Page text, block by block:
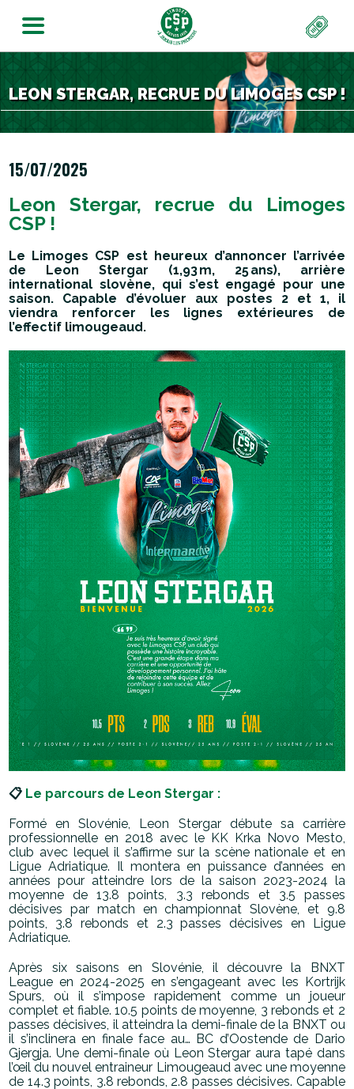
LEON STERGAR, RECRUE DU LIMOGES CSP !
15/07/2025
Leon Stergar, recrue du Limoges
CSP !
Le Limoges CSP est heureux d’annoncer l’arrivée
de Leon Stergar (1,93 m, 25 ans), arrière
international slovène, qui s’est engagé pour une
saison. Capable d’évoluer aux postes 2 et 1, il
viendra renforcer les lignes extérieures de
l’effectif limougeaud.
📋 Le parcours de Leon Stergar :
Formé en Slovénie, Leon Stergar débute sa carrière
professionnelle en 2018 avec le KK Krka Novo Mesto,
club avec lequel il s’affirme sur la scène nationale et en
Ligue Adriatique. Il montera en puissance d’années en
années pour atteindre lors de la saison 2023-2024 la
moyenne de 13.8 points, 3.3 rebonds et 3.5 passes
décisives par match en championnat Slovène, et 9.8
points, 3.8 rebonds et 2.3 passes décisives en Ligue
Adriatique.
Après six saisons en Slovénie, il découvre la BNXT
League en 2024-2025 en s’engageant avec les Kortrijk
Spurs, où il s’impose rapidement comme un joueur
complet et fiable. 10.5 points de moyenne, 3 rebonds et 2
passes décisives, il atteindra la demi-finale de la BNXT ou
il s’inclinera en finale face au… BC d’Oostende de Dario
Gjergja. Une demi-finale où Leon Stergar aura tapé dans
l’œil du nouvel entraineur Limougeaud avec une moyenne
de 14.3 points, 3.8 rebonds, 2.8 passes décisives. Capable